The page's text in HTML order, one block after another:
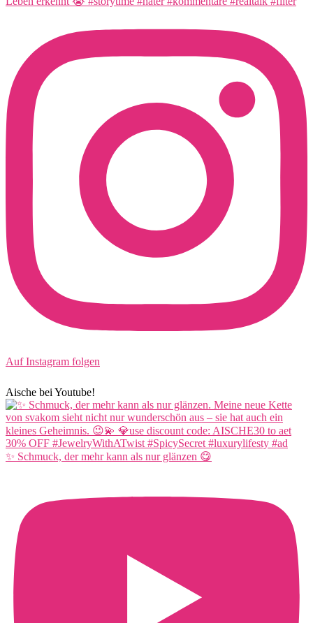
Auf Instagram folgen
Aische bei Youtube!
✨ Schmuck, der mehr kann als nur glänzen 😋